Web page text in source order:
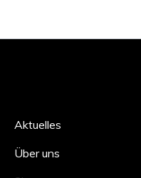
Aktuelles
Über uns